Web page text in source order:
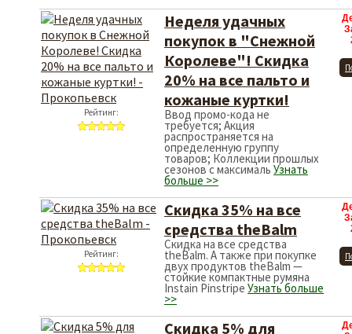
Рейтинг:
Неделя удачных
покупок в "Снежной
Королеве"! Скидка
20% на все пальто и
кожаные куртки!
Ввод промо-кода не
требуется; Акция
распространяется на
определенную группу
товаров; Коллекции прошлых
сезонов с максималь Узнать
больше >>
Рейтинг:
Скидка 35% на все
средства theBalm
Скидка на все средства
theBalm. А также при покупке
двух продуктов theBalm —
стойкие компактные румяна
Instain Pinstripe Узнать больше
>>
Скидка 5% для